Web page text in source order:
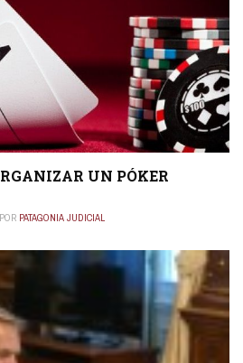
UN PÓKER
PATAGONIA JUDICIAL